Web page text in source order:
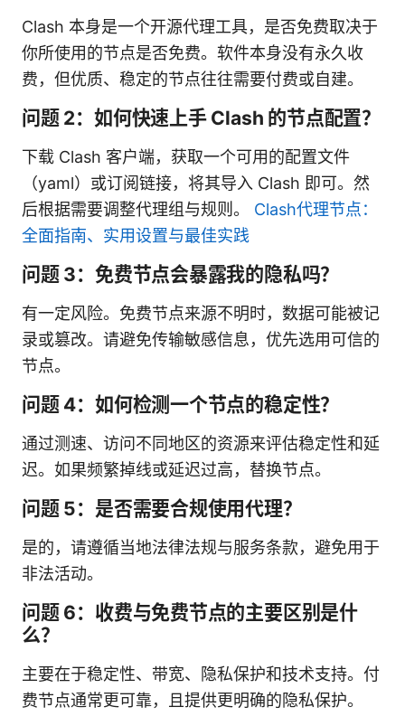
Clash 本身是一个开源代理工具，是否免费取决于
你所使用的节点是否免费。软件本身没有永久收
费，但优质、稳定的节点往往需要付费或自建。
问题 2：如何快速上手 Clash 的节点配置？
下载 Clash 客户端，获取一个可用的配置文件
（yaml）或订阅链接，将其导入 Clash 即可。然
后根据需要调整代理组与规则。 Clash代理节点：
全面指南、实用设置与最佳实践
问题 3：免费节点会暴露我的隐私吗？
有一定风险。免费节点来源不明时，数据可能被记
录或篡改。请避免传输敏感信息，优先选用可信的
节点。
问题 4：如何检测一个节点的稳定性？
通过测速、访问不同地区的资源来评估稳定性和延
迟。如果频繁掉线或延迟过高，替换节点。
问题 5：是否需要合规使用代理？
是的，请遵循当地法律法规与服务条款，避免用于
非法活动。
问题 6：收费与免费节点的主要区别是什
么？
主要在于稳定性、带宽、隐私保护和技术支持。付
费节点通常更可靠，且提供更明确的隐私保护。